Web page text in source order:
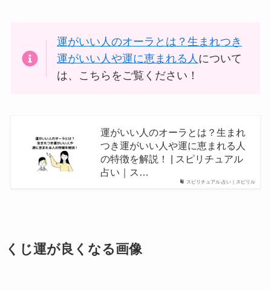
運がいい人のオーラとは？生まれつき
運がいい人や運に恵まれる人 について
は、こちらをご覧ください！
スピリチュアル 占い｜スピリル
運がいい人のオーラとは？生まれ
つき運がいい人や運に恵まれる人
の特徴を解説！ | スピリチュアル
占い｜ス…
くじ運が良くなる画像